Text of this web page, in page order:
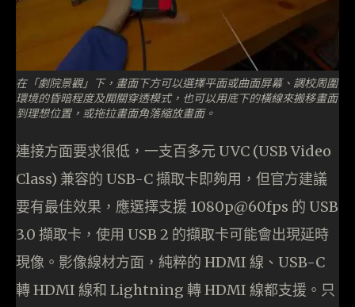
在「劇院景觀」下，畫面下方可以選擇平面或曲面屏幕、調校周圍
環境的昏暗程度及開關穿透模式，也可以用底下的橫線來搬移畫面
到理想位置，或拖拉畫面角落縮放畫面。
連接方面要求很低，一支百多元 UVC (USB Video
Class) 兼容的 USB-C 擷取卡即夠用，但官方建議
要有最佳效果，應選擇支援 1080p@60fps 的 USB
3.0 擷取卡，使用 USB 2 的擷取卡可能會出現延時
現像。影像線材方面，純粹的 HDMI 線、USB-C
轉 HDMI 線和 Lightning 轉 HDMI 線都支援。只